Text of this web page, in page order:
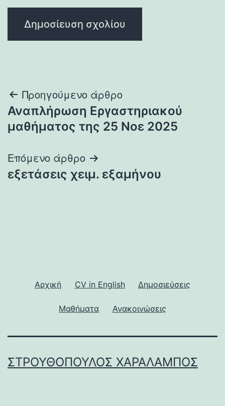
Πλοήγηση
άρθρων
Προηγούμενο άρθρο
Αναπλήρωση Εργαστηριακού
μαθήματος της 25 Νοε 2025
Επόμενο άρθρο
εξετάσεις χειμ. εξαμήνου
Αρχική CV in English Δημοσιεύσεις
Μαθήματα Ανακοινώσεις
ΣΤΡΟΥΘΌΠΟΥΛΟΣ ΧΑΡΆΛΑΜΠΟΣ